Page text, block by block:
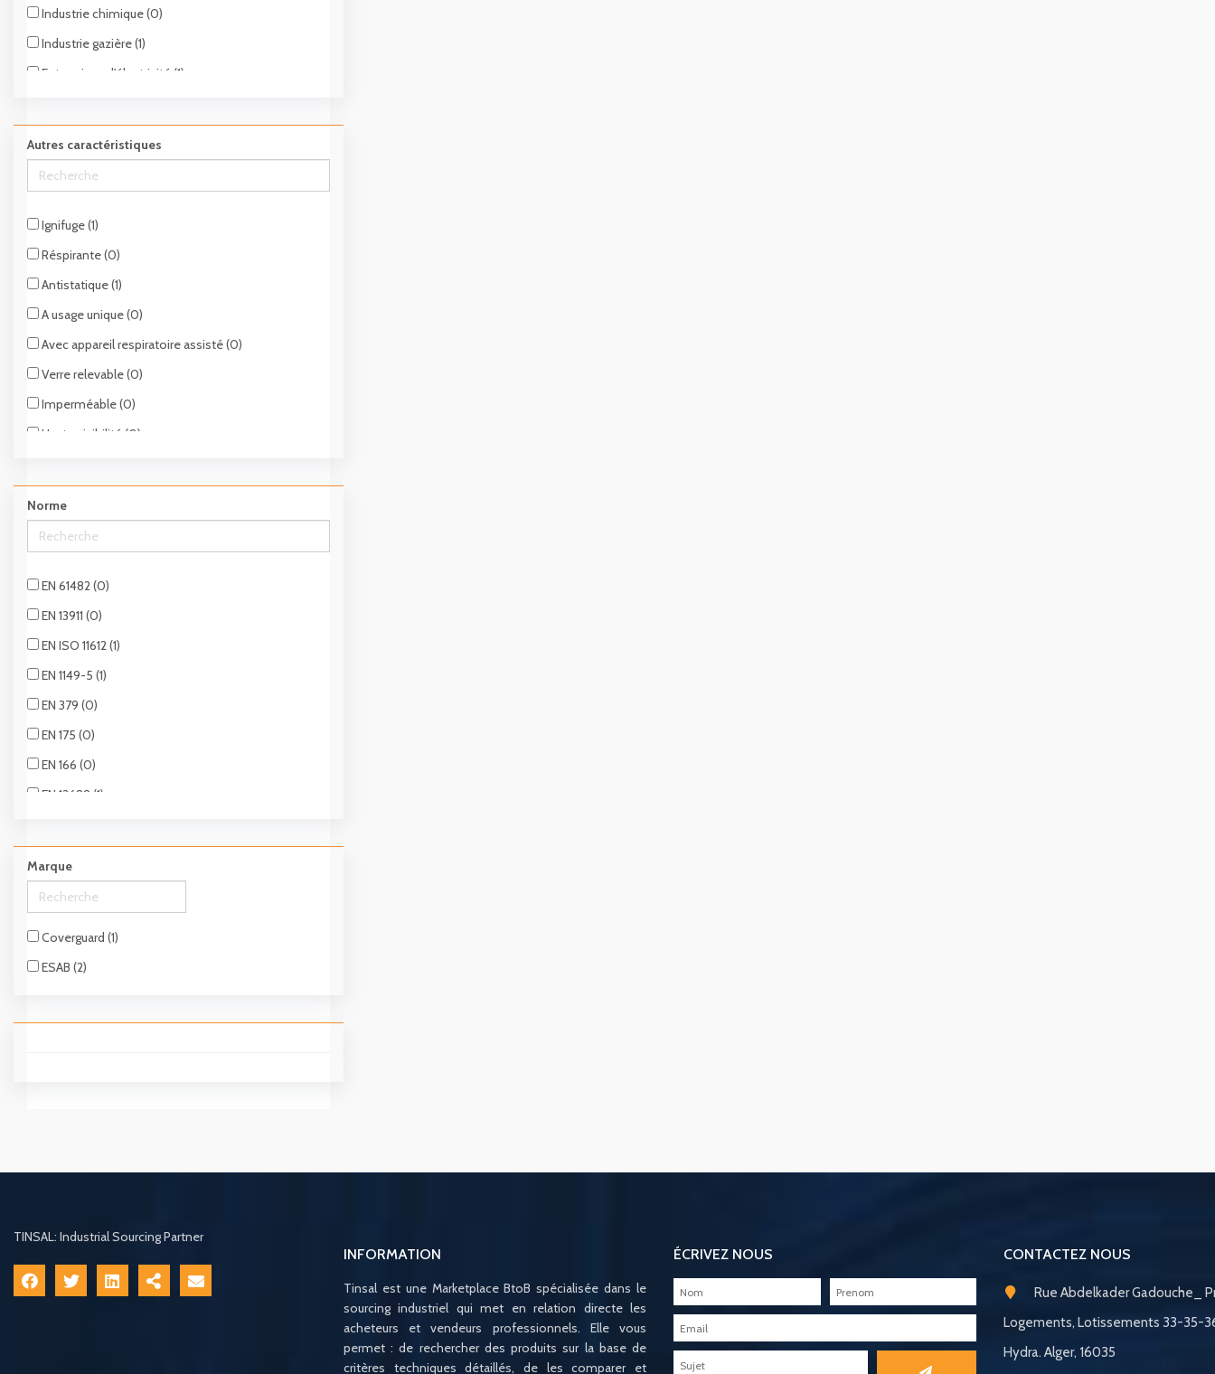
Industrie chimique (0)
Industrie gazière (1)
Entreprisse d'électricité (1)
Autres caractéristiques
Ignifuge (1)
Réspirante (0)
Antistatique (1)
A usage unique (0)
Avec appareil respiratoire assisté (0)
Verre relevable (0)
Imperméable (0)
Haute visibilité (0)
Norme
EN 61482 (0)
EN 13911 (0)
EN ISO 11612 (1)
EN 1149-5 (1)
EN 379 (0)
EN 175 (0)
EN 166 (0)
EN 13688 (1)
Marque
Coverguard (1)
ESAB (2)
TINSAL: Industrial Sourcing Partner
INFORMATION
Tinsal est une Marketplace BtoB spécialisée dans le
sourcing industriel qui met en relation directe les
acheteurs et vendeurs professionnels. Elle vous
permet : de rechercher des produits sur la base de
critères techniques détaillés, de les comparer et
ÉCRIVEZ NOUS CONTACTEZ NOUS
Rue Abdelkader Gadouche_
Logements, Lotissements 33-35-
Hydra. Alger, 16035